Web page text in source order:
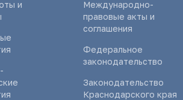
и
Международно-
правовые акты и
соглашения
Федеральное
законодательство
Законодательство
Краснодарского края